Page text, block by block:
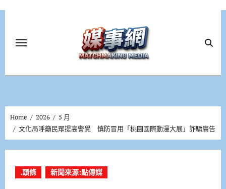
Home 2026
5 月
文化局呼籲民眾提高警覺 慎防冒用「桃園國際動漫大展」詐騙廣告
.頭條 新聞來源:點傳媒